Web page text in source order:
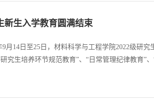
新生入学教育圆满结束
月14日至25日，材料科学与工程学院2022级研
究生培养环节规范教育”、“日常管理纪律教育”
期十天的“新生入学教育”圆满结束。入学教育活